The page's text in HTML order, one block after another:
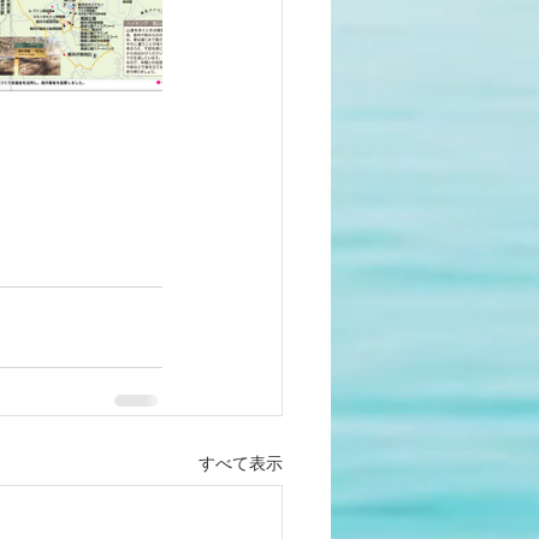
すべて表示